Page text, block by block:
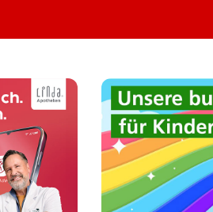
selbst
ganz
Unsere
Kinder
Mal- und
und